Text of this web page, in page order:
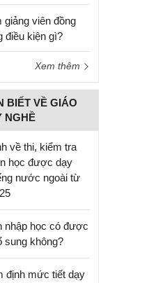
viên đồng
điều kiện gì?
Xem thêm
BIẾT VỀ GIÁO
NGHỀ
về thi, kiểm tra
học được dạy
nước ngoài từ
nhập học có được
sung không?
định mức tiết dạy